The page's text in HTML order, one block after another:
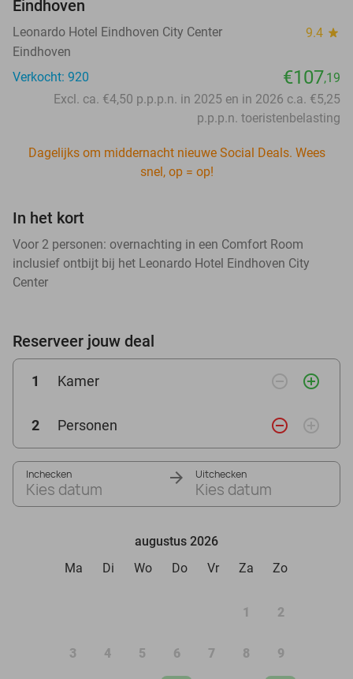
Eindhoven
Leonardo Hotel Eindhoven City Center 9.4 star
Eindhoven
Verkocht: 920
€107,19
Excl. ca. €4,50 p.p.p.n. in 2025 en in 2026 c.a. €5,25
p.p.p.n. toeristenbelasting
Dagelijks om middernacht nieuwe Social Deals. Wees
snel, op = op!
In het kort
Voor 2 personen: overnachting in een Comfort Room
inclusief ontbijt bij het Leonardo Hotel Eindhoven City
Center
Reserveer jouw deal
1 Kamer remove_circle_outline add_circle_outline
2 Personen remove_circle_outline add_circle_outline
Inchecken
Kies datum
Uitchecken
Kies datum
augustus 2026
Ma
Di Wo Do Vr Za Zo
1 2
3 4 5 6 7 8 9